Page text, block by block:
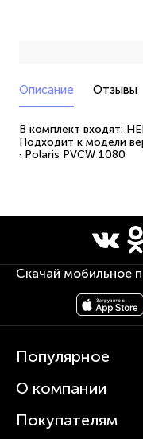
Описание Отзывы
В комплект входят:
Подходит к модели
· Polaris PVCW 1080
Скачай мобильное
Популярное
Кофемашины
Вертикальные пылесосы
О компании
О Polaris
Покупателям